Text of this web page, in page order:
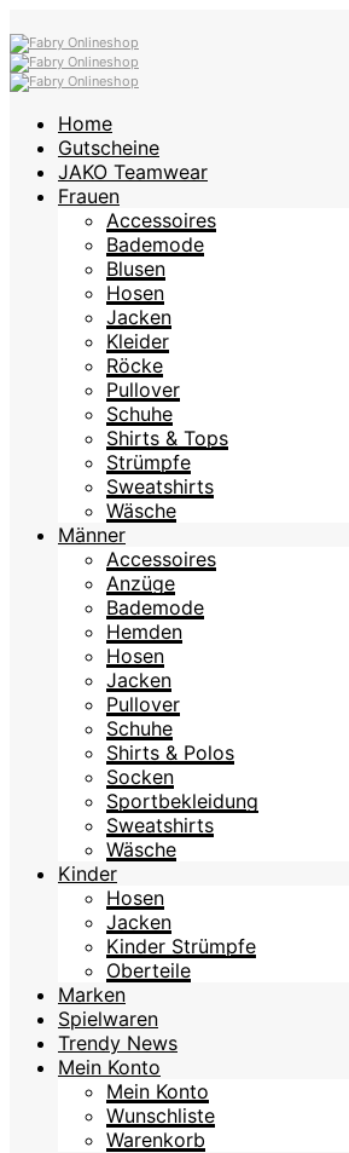
Home
Gutscheine
JAKO Teamwear
Frauen
Accessoires
Bademode
Blusen
Hosen
Jacken
Kleider
Röcke
Pullover
Schuhe
Shirts & Tops
Strümpfe
Sweatshirts
Wäsche
Männer
Accessoires
Anzüge
Bademode
Hemden
Hosen
Jacken
Pullover
Schuhe
Shirts & Polos
Socken
Sportbekleidung
Sweatshirts
Wäsche
Kinder
Hosen
Jacken
Kinder Strümpfe
Oberteile
Marken
Spielwaren
Trendy News
Mein Konto
Mein Konto
Wunschliste
Warenkorb